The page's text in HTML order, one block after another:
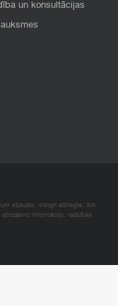
un konsultācijas
atļaujas, stingri aizliegta. SIA
informāciju, radušies